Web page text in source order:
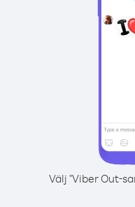
Välj "Viber Out-